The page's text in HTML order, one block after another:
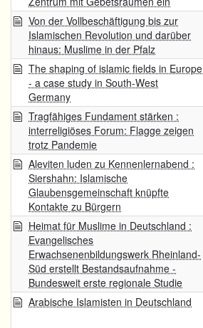
Von der Vollbeschäftigung bis zur
Islamischen Revolution und darüber
hinaus: Muslime in der Pfalz
The shaping of islamic fields in Europe
- a case study in South-West
Germany
Tragfähiges Fundament stärken :
interreligiöses Forum: Flagge zeigen
trotz Pandemie
Aleviten luden zu Kennenlernabend :
Siershahn: Islamische
Glaubensgemeinschaft knüpfte
Kontakte zu Bürgern
Heimat für Muslime in Deutschland :
Evangelisches
Erwachsenenbildungswerk Rheinland-
Süd erstellt Bestandsaufnahme -
Bundesweit erste regionale Studie
Arabische Islamisten in Deutschland